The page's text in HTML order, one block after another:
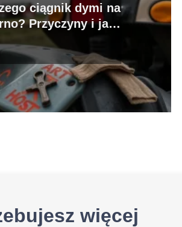
ciągnik dymi na
Przyczyny i jak
to naprawić
więcej